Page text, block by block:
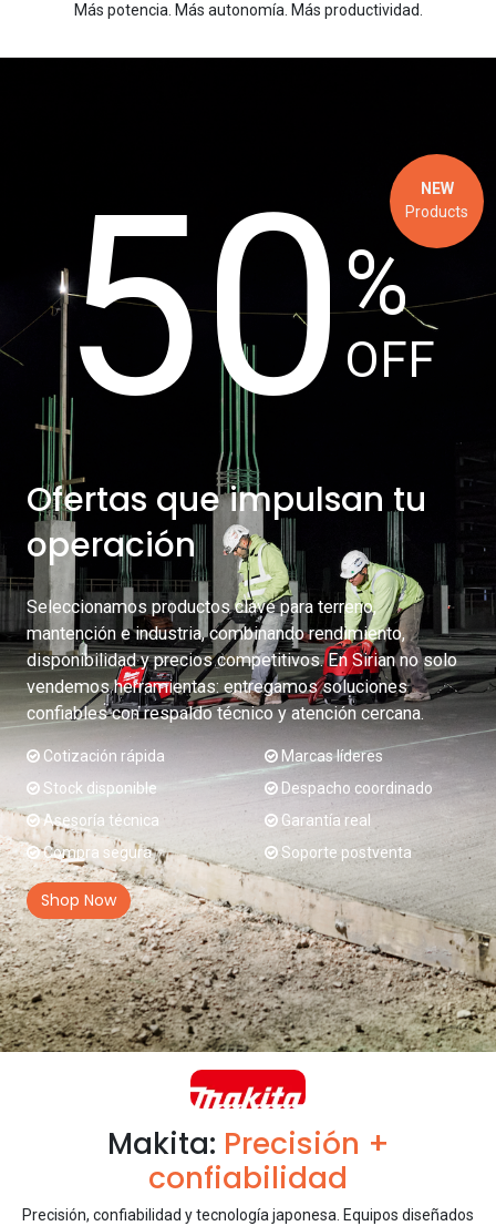
Más potencia. Más autonomía. Más productividad.
Ofertas que impulsan tu
operación
Seleccionamos productos clave para terreno,
mantención e industria, combinando rendimiento,
disponibilidad y precios competitivos. En Sirian no solo
vendemos herramientas: entregamos soluciones
confiables con respaldo técnico y atención cercana.
Cotización rápida
Stock disponible
Asesoría técnica
Compra segura
Marcas líderes
Despacho coordinado
Garantía real
Soporte postventa
Shop Now
50%
OFF
NEW
Products
Makita: Precisión +
confiabilidad
Precisión, confiabilidad y tecnología japonesa. Equipos diseñados